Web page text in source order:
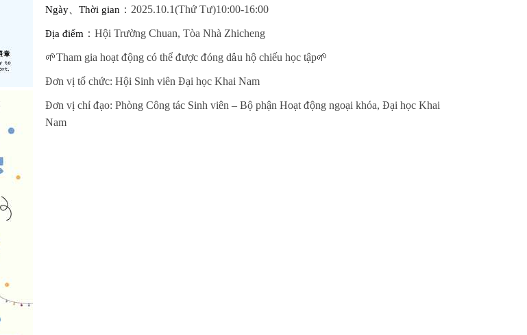
Ngày 、Thời gian ：2025.10.1(Thứ Tư)10:00-16:00
Địa điểm ：Hội Trường Chuan, Tòa Nhà Zhicheng
🌱Tham gia hoạt động có thể được đóng dấu hộ chiếu học tập🌱
Đơn vị tổ chức: Hội Sinh viên Đại học Khai Nam
Đơn vị chỉ đạo: Phòng Công tác Sinh viên – Bộ phận Hoạt động ngoại khóa, Đại học Khai
Nam